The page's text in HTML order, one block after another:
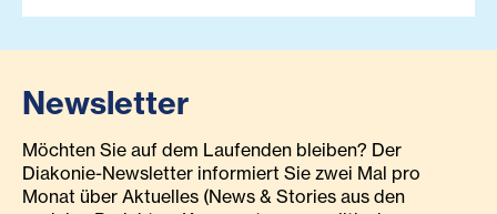
Newsletter
Möchten Sie auf dem Laufenden bleiben? Der
Diakonie-Newsletter informiert Sie zwei Mal pro
Monat über Aktuelles (News & Stories aus den